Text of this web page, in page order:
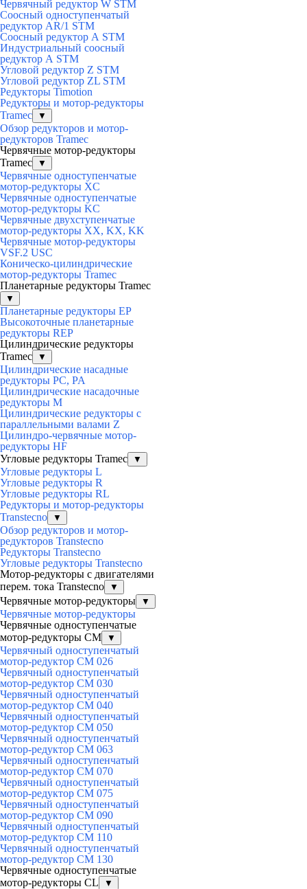
Червячный редуктор W STM
Соосный одноступенчатый
редуктор AR/1 STM
Соосный редуктор А STM
Индустриальный соосный
редуктор А STM
Угловой редуктор Z STM
Угловой редуктор ZL STM
Редукторы Timotion
Редукторы и мотор-редукторы
Tramec
▼
Обзор редукторов и мотор-
редукторов Tramec
Червячные мотор-редукторы
Tramec
▼
Червячные одноступенчатые
мотор-редукторы XC
Червячные одноступенчатые
мотор-редукторы KC
Червячные двухступенчатые
мотор-редукторы XX, KX, KK
Червячные мотор-редукторы
VSF.2 USC
Коническо-цилиндрические
мотор-редукторы Tramec
Планетарные редукторы Tramec
▼
Планетарные редукторы EP
Высокоточные планетарные
редукторы REP
Цилиндрические редукторы
Tramec
▼
Цилиндрические насадные
редукторы PC, PA
Цилиндрические насадочные
редукторы M
Цилиндрические редукторы с
параллельными валами Z
Цилиндро-червячные мотор-
редукторы HF
Угловые редукторы Tramec
▼
Угловые редукторы L
Угловые редукторы R
Угловые редукторы RL
Редукторы и мотор-редукторы
Transtecno
▼
Обзор редукторов и мотор-
редукторов Transtecno
Редукторы Transtecno
Угловые редукторы Transtecno
Мотор-редукторы с двигателями
перем. тока Transtecno
▼
Червячные мотор-редукторы ▼
Червячные мотор-редукторы
Червячные одноступенчатые
мотор-редукторы CM
▼
Червячный одноступенчатый
мотор-редуктор CM 026
Червячный одноступенчатый
мотор-редуктор CM 030
Червячный одноступенчатый
мотор-редуктор CM 040
Червячный одноступенчатый
мотор-редуктор CM 050
Червячный одноступенчатый
мотор-редуктор CM 063
Червячный одноступенчатый
мотор-редуктор CM 070
Червячный одноступенчатый
мотор-редуктор CM 075
Червячный одноступенчатый
мотор-редуктор CM 090
Червячный одноступенчатый
мотор-редуктор CM 110
Червячный одноступенчатый
мотор-редуктор CM 130
Червячные одноступенчатые
мотор-редукторы CL
▼